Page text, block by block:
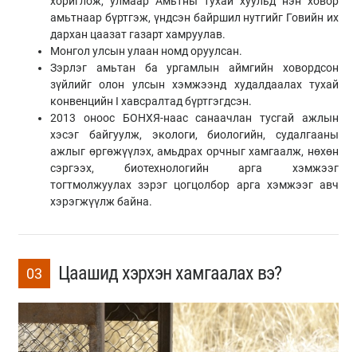
амьтнаар бүртгэж, үндсэн байршил нутгийг Говийн их
дархан цаазат газарт хамруулав.
Монгол улсын улаан номд оруулсан.
Зэрлэг амьтан ба ургамлын аймгийн ховордсон
зүйлийг олон улсын хэмжээнд худалдаалах тухай
конвенцийн I хавсралтад бүртгэгдсэн.
2013 оноос БОНХЯ-наас санаачлан тусгай ажлын
хэсэг байгуулж, экологи, биологийн, судалгааны
ажлыг өргөжүүлэх, амьдрах орчныг хамгаалж, нөхөн
сэргээх, биотехнологийн арга хэмжээг
тогтмолжуулах зэрэг цогцолбор арга хэмжээг авч
хэрэгжүүлж байна.
03 Цаашид хэрхэн хамгаалах вэ?